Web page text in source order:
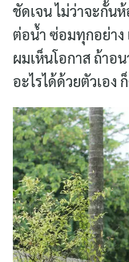
ชัดเจน ไม่ว่าจะกั้น
ต่อน้ำ ซ่อมทุกอย่าง
ผมเห็นโอกาส ถ้าอ
อะไรได้ด้วยตัวเอง